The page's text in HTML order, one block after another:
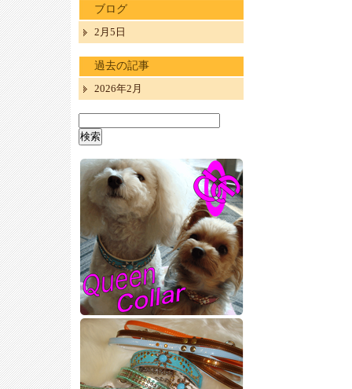
ブログ
2月5日
過去の記事
2026年2月
索: